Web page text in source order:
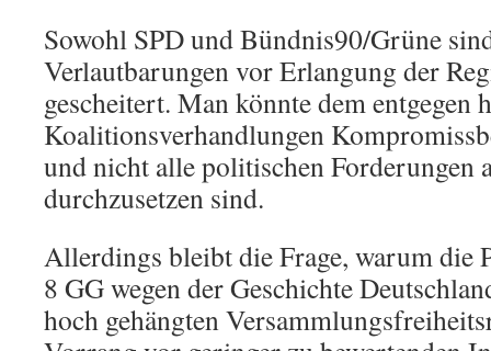
Sowohl SPD und Bündnis90/Grüne
Verlautbarungen vor Erlangung der
gescheitert. Man könnte dem entgegen
Koalitionsverhandlungen
und nicht alle politischen Forderungen
durchzusetzen sind.
Allerdings bleibt die Frage, warum die
8 GG wegen der Geschichte
hoch gehängten